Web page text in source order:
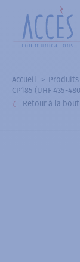
Accueil Produits
CP185 (UHF 435-
Retour à la